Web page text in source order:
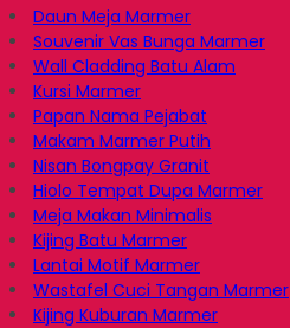
Daun Meja Marmer
Souvenir Vas Bunga Marmer
Wall Cladding Batu Alam
Kursi Marmer
Papan Nama Pejabat
Makam Marmer Putih
Nisan Bongpay Granit
Hiolo Tempat Dupa Marmer
Meja Makan Minimalis
Kijing Batu Marmer
Lantai Motif Marmer
Wastafel Cuci Tangan Marmer
Kijing Kuburan Marmer